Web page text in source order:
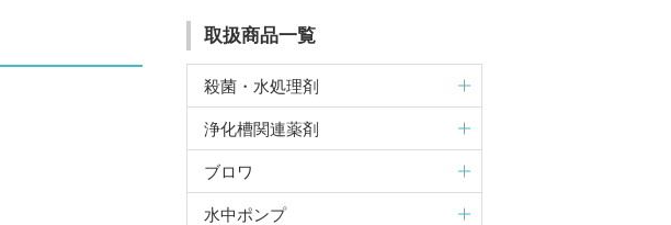
取扱商品一覧
殺菌・水処理剤
浄化槽関連薬剤
ブロワ
水中ポンプ